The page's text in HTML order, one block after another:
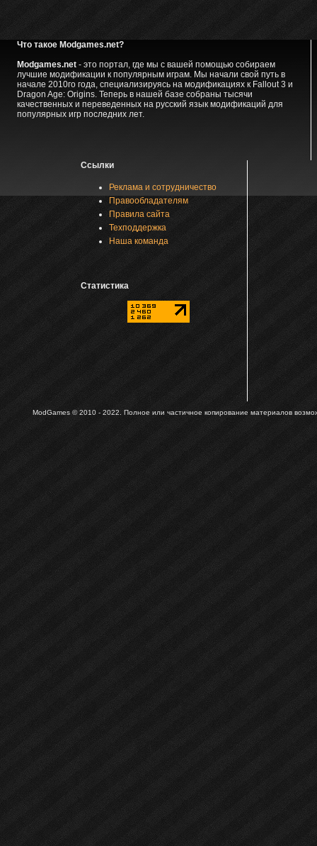
Что такое Modgames.net?
Modgames.net- это портал, где мы с вашей помощью собираем
лучшие модификации к популярным играм. Мы начали свой путь в
начале 2010го года, специализируясь на модификациях к Fallout 3 и
Dragon Age: Origins. Теперь в нашей базе собраны тысячи
качественных и переведенных на русский язык модификаций для
популярных игр последних лет.
Ссылки
Реклама и сотрудничество
Правообладателям
Правила сайта
Техподдержка
Наша команда
Статистика
ModGames © 2010 - 2022. Полное или частичное копирование материалов